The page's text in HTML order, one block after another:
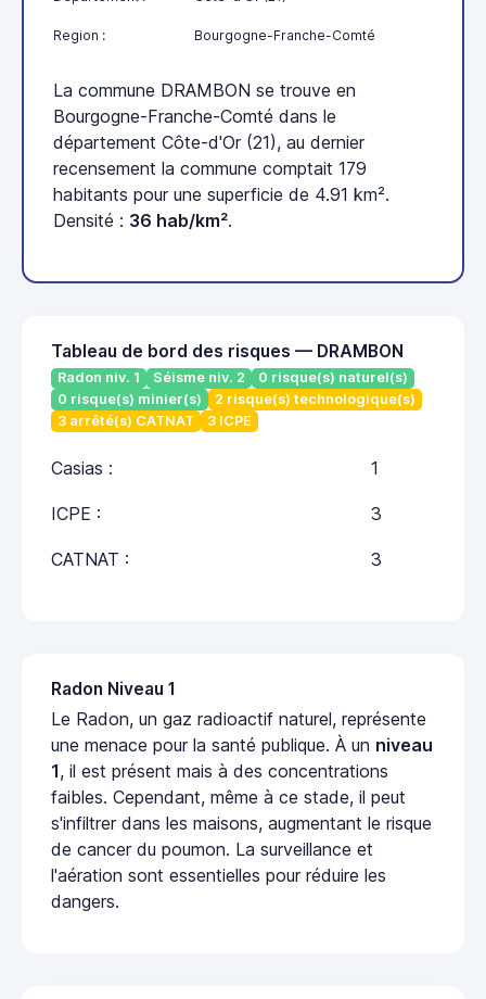
Region : Bourgogne-Franche-Comté
La commune DRAMBON se trouve en
Bourgogne-Franche-Comté dans le
département Côte-d'Or (21), au dernier
recensement la commune comptait 179
habitants pour une superficie de 4.91 km².
Densité : 36 hab/km².
Tableau de bord des risques — DRAMBON
Radon niv. 1 Séisme niv. 2
0 risque(s) naturel(s)
0 risque(s) minier(s)
2 risque(s) technologique(s)
3 arrêté(s) CATNAT
3 ICPE
Casias : 1
ICPE : 3
CATNAT : 3
Radon Niveau 1
Le Radon, un gaz radioactif naturel, représente
une menace pour la santé publique. À un niveau
1, il est présent mais à des concentrations
faibles. Cependant, même à ce stade, il peut
s'infiltrer dans les maisons, augmentant le risque
de cancer du poumon. La surveillance et
l'aération sont essentielles pour réduire les
dangers.